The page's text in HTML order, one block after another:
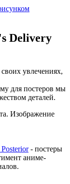
Delivery
увлечениях,
для постеров мы
деталей.
Изображение
- постеры
аниме-